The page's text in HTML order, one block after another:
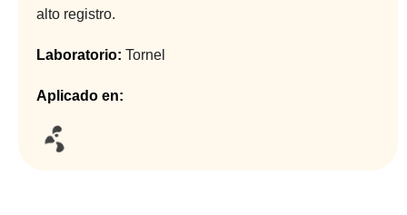
alto registro.
Laboratorio: Tornel
Aplicado en: